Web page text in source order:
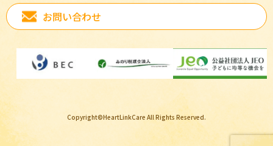
お問い合わせ
Copyright©HeartLinkCare All Rights Reserved.